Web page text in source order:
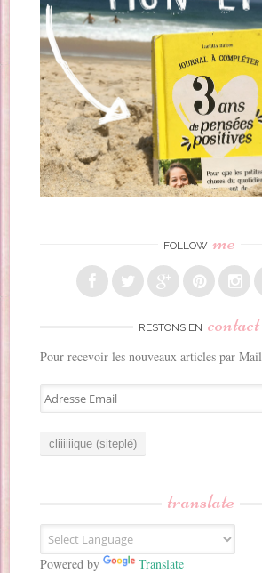
FOLLOW me
RESTONS EN contact
Pour recevoir les nouveaux articles par Mail
A
d
E
m
a
translate
Powered by Translate